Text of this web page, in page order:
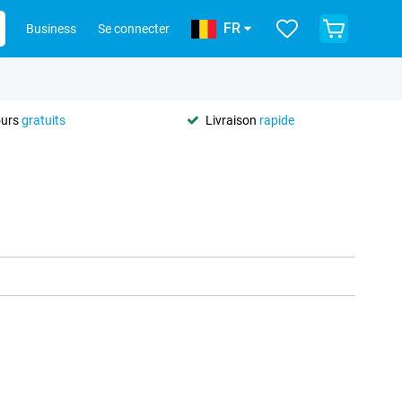
Business Se connecter FR
gratuits Livraison rapide